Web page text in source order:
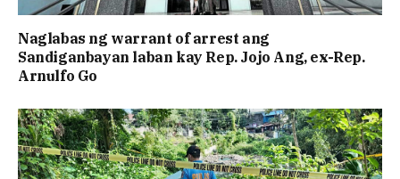
Naglabas ng warrant of arrest ang
Sandiganbayan laban kay Rep. Jojo Ang, ex-Rep.
Arnulfo Go